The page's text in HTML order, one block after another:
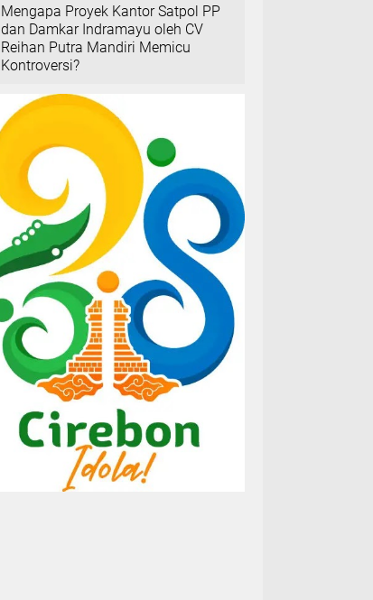
Mengapa Proyek Kantor Satpol PP
dan Damkar Indramayu oleh CV
Reihan Putra Mandiri Memicu
Kontroversi?